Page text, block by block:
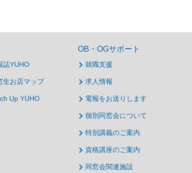
誌YUHO
生お店マップ
Up YUHO
OB・OGサポート
就職支援
求人情報
電報をお送りします
個別同窓会について
特別講義のご案内
資格講座のご案内
同窓会関連施設